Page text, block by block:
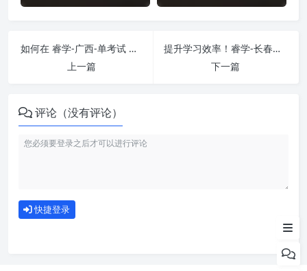
如何在 睿学-广西-单考试 平台快速完成学习任务？
上一篇
提升学习效率！睿学-长春工业大学-单视频 刷课方法全揭秘
下一篇
评论（没有评论）
快捷登录